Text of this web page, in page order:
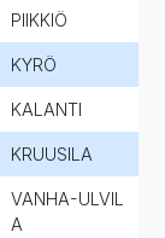
PIIKKIÖ
KYRÖ
KALANTI
KRUUSILA
VANHA-ULVIL
A